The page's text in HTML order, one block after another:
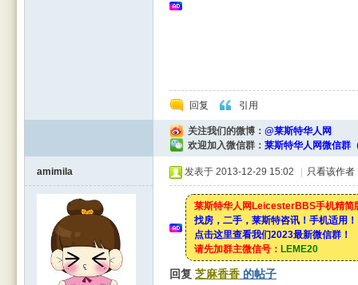
回复 引用
关注我们的微博：@莱斯特华人网
欢迎加入微信群：莱斯特华人网微信群
amimila 发表于 2013-12-29 15:02 只看该作者
莱斯特华人网LeicesterBBS手机精简
找房，二手，莱斯特咨讯！手机适用！
点击这里查看我们2023最新微信群！
请先加群主微信号： LEME20
回复 芝麻香香 的帖子